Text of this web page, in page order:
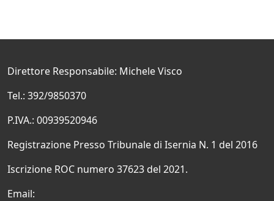
Direttore Responsabile: Michele Visco
Tel.: 392/9850370
P.IVA.: 00939520946
Registrazione Presso Tribunale di Isernia N. 1 del 2016
Iscrizione ROC numero 37623 del 2021.
Email: